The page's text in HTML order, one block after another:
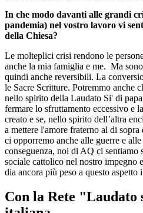
In che modo davanti alle grandi
pandemia) nel vostro lavoro vi
della Chiesa?
Le molteplici crisi rendono le
anche la mia famiglia e me. Ma
quindi anche reversibili. La
le Sacre Scritture. Potremmo anche
nello spirito della Laudato Si' di
fermare lo sfruttamento eccessivo e
creato e se, nello spirito dell’altra
a mettere l'amore fraterno al di
ci opporremo anche alle guerre e
conseguenza, noi di AQ ci sentiamo
sociale cattolico nel nostro impegno
dia ancora più peso a questo aspetto
Con la Rete